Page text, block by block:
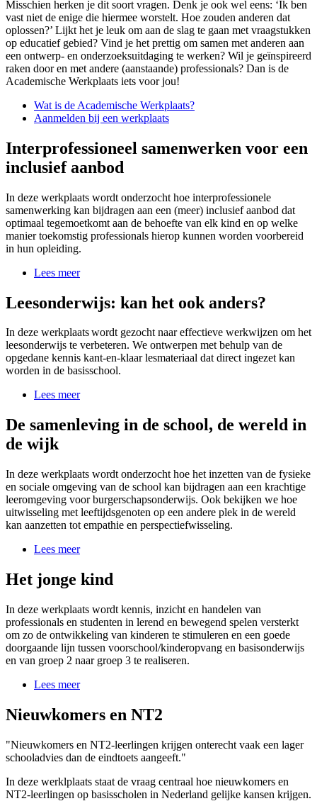
Misschien herken je dit soort vragen. Denk je ook wel eens: ‘Ik ben
vast niet de enige die hiermee worstelt. Hoe zouden anderen dat
oplossen?’ Lijkt het je leuk om aan de slag te gaan met vraagstukken
op educatief gebied? Vind je het prettig om samen met anderen aan
een ontwerp- en onderzoeksuitdaging te werken? Wil je geïnspireerd
raken door en met andere (aanstaande) professionals? Dan is de
Academische Werkplaats iets voor jou!
Wat is de Academische Werkplaats?
Aanmelden bij een werkplaats
Interprofessioneel samenwerken voor een
inclusief aanbod
In deze werkplaats wordt onderzocht hoe interprofessionele
samenwerking kan bijdragen aan een (meer) inclusief aanbod dat
optimaal tegemoetkomt aan de behoefte van elk kind en op welke
manier toekomstig professionals hierop kunnen worden voorbereid
in hun opleiding.
Lees meer
Leesonderwijs: kan het ook anders?
In deze werkplaats wordt gezocht naar effectieve werkwijzen om het
leesonderwijs te verbeteren. We ontwerpen met behulp van de
opgedane kennis kant-en-klaar lesmateriaal dat direct ingezet kan
worden in de basisschool.
Lees meer
De samenleving in de school, de wereld in
de wijk
In deze werkplaats wordt onderzocht hoe het inzetten van de fysieke
en sociale omgeving van de school kan bijdragen aan een krachtige
leeromgeving voor burgerschapsonderwijs. Ook bekijken we hoe
uitwisseling met leeftijdsgenoten op een andere plek in de wereld
kan aanzetten tot empathie en perspectiefwisseling.
Lees meer
Het jonge kind
In deze werkplaats wordt kennis, inzicht en handelen van
professionals en studenten in lerend en bewegend spelen versterkt
om zo de ontwikkeling van kinderen te stimuleren en een goede
doorgaande lijn tussen voorschool/kinderopvang en basisonderwijs
en van groep 2 naar groep 3 te realiseren.
Lees meer
Nieuwkomers en NT2
"Nieuwkomers en NT2-leerlingen krijgen onterecht vaak een lager
schooladvies dan de eindtoets aangeeft."
In deze werklplaats staat de vraag centraal hoe nieuwkomers en
NT2-leerlingen op basisscholen in Nederland gelijke kansen krijgen.